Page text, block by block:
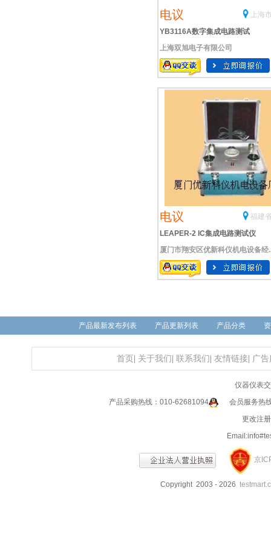
电议
上海
YB3116A数字集成电路测试
仪,YB3116A
上海双旭电子有限公司
电议
福建
LEAPER-2 IC集成电路测试仪
LEAPER-3D手持式烧录器
3C手持式烧录器LEAPER-9手持
厦门市翔安区优新科仪机电设备经
产品最新发布列表 产品更新列表 产品分类
首页 关于我们 联系我们 友情链接| 广告
仪器仪表
产品采购热线：010-62681094
会员服务热
更改注
京
Copyright 2003 - 2026